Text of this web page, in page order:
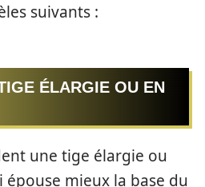
suivants :
ÉLARGIE OU EN
une tige élargie ou
épouse mieux la base du